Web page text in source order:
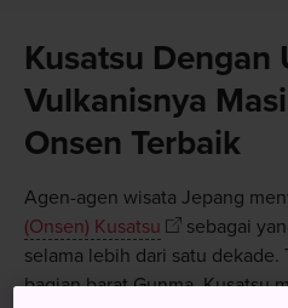
Kusatsu Dengan
Vulkanisnya
Onsen Terbaik
Agen-agen wisata Jepang
(Onsen) Kusatsu
sebagai
selama lebih dari satu
bagian barat Gunma, Kusatsu